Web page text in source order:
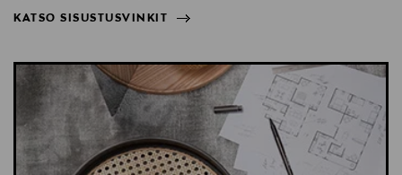
KATSO SISUSTUSVINKIT
KATSO SISUSTUSVINKIT